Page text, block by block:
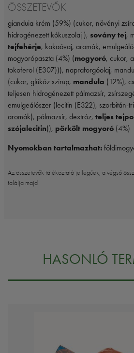
ÖSSZETEVŐK
gianduia krém (59%) (cukor, növényi
hidrogénezett kókuszolaj ), sovány tej,
tejfehérje, kakaóvaj, aromák,
mogyorópaszta (4%) (mogyoró, cukor,
tokoferol (E307))), napraforgóolaj,
(cukor, glükóz szirup, mandula (12%),
teljesen hidrogénezett pálmazsír,
emulgeálószer (lecitin (E322), szorbitán-
aromák), pálmazsír, dextróz, teljes
szójalecitin)), pörkölt mogyoró (4%)
Nyomokban tartalmazhat:
Az összetevők tájékoztató jellegűek, a végső
találja majd
HASONLÓ